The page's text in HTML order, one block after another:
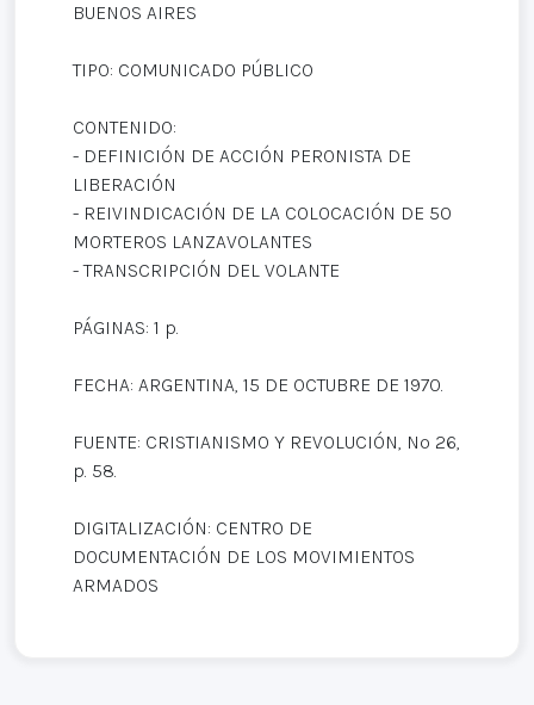
BUENOS AIRES
TIPO: COMUNICADO PÚBLICO
CONTENIDO:
- DEFINICIÓN DE ACCIÓN PERONISTA DE
LIBERACIÓN
- REIVINDICACIÓN DE LA COLOCACIÓN DE 50
MORTEROS LANZAVOLANTES
- TRANSCRIPCIÓN DEL VOLANTE
PÁGINAS: 1 p.
FECHA: ARGENTINA, 15 DE OCTUBRE DE 1970.
FUENTE: CRISTIANISMO Y REVOLUCIÓN, Nº 26,
p. 58.
DIGITALIZACIÓN: CENTRO DE
DOCUMENTACIÓN DE LOS MOVIMIENTOS
ARMADOS